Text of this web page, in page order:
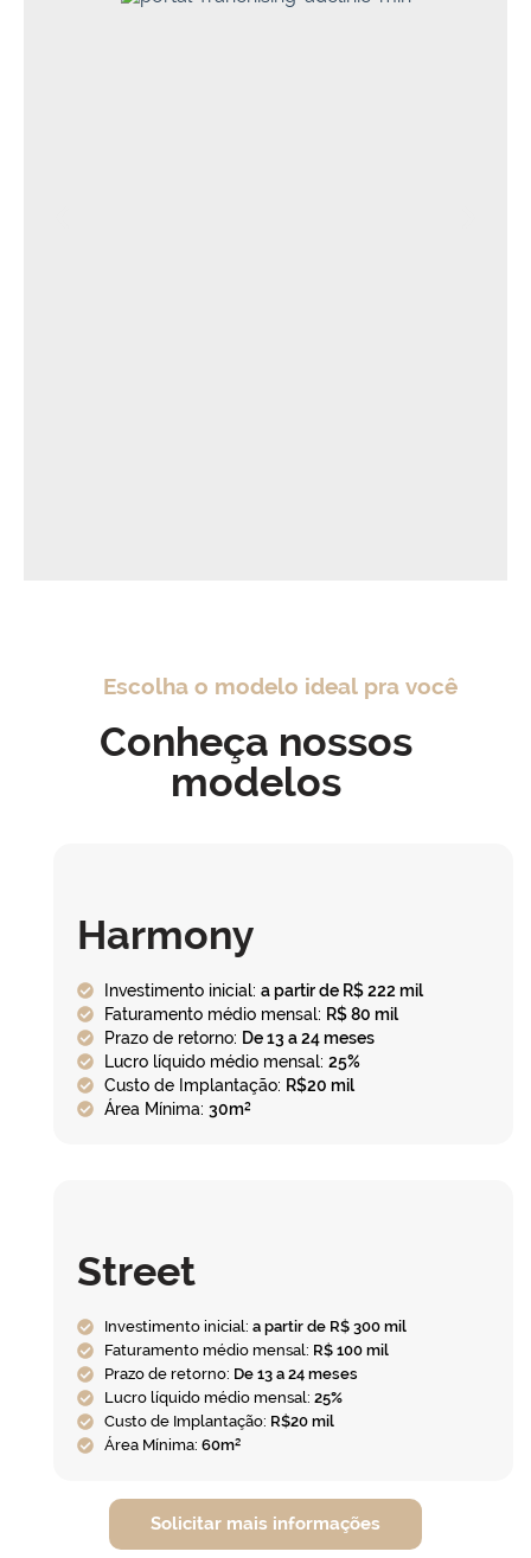
Escolha o modelo ideal pra você
Conheça nossos
modelos
Harmony
Investimento inicial: a partir de R$ 222 mil
Faturamento médio mensal: R$ 80 mil
Prazo de retorno: De 13 a 24 meses
Lucro líquido médio mensal: 25%
Custo de Implantação: R$20 mil
Área Mínima: 30m²
Street
Investimento inicial: a partir de R$ 300 mil
Faturamento médio mensal: R$ 100 mil
Prazo de retorno: De 13 a 24 meses
Lucro líquido médio mensal: 25%
Custo de Implantação: R$20 mil
Área Mínima: 60m²
Solicitar mais informações